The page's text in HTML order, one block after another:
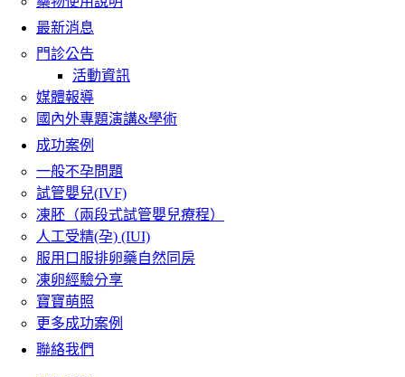
最新消息
門診公告
活動資訊
媒體報導
國內外專題演講&學術
成功案例
一般不孕問題
試管嬰兒(IVF)
凍胚（兩段式試管嬰兒療程）
人工受精(孕) (IUI)
服用口服排卵藥自然同房
凍卵經驗分享
寶寶萌照
更多成功案例
聯絡我們